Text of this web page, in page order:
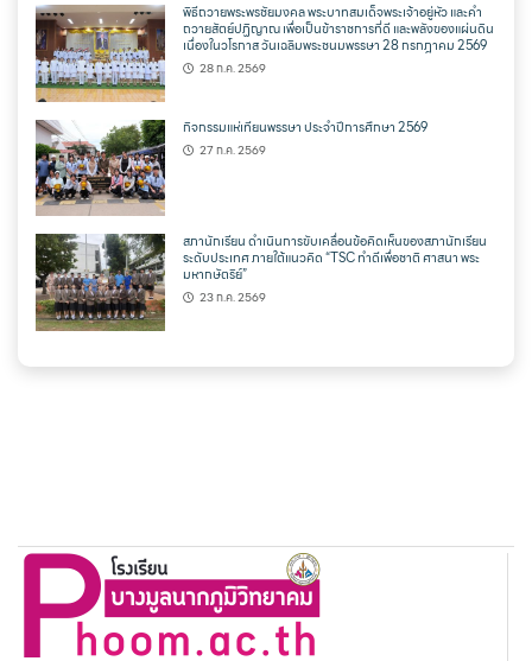
พิธีถวายพระพรชัยมงคล พระบาทสมเด็จพระเจ้าอยู่หัว และคำ
ถวายสัตย์ปฏิญาณ เพื่อเป็นข้าราชการที่ดี และพลังของแผ่นดิน
เนื่องในวโรกาส วันเฉลิมพระชนมพรรษา 28 กรกฎาคม 2569
28 ก.ค. 2569
กิจกรรมแห่เทียนพรรษา ประจำปีการศึกษา 2569
27 ก.ค. 2569
สภานักเรียน ดำเนินการขับเคลื่อนข้อคิดเห็นของสภานักเรียน
ระดับประเทศ ภายใต้แนวคิด “TSC ทำดีเพื่อชาติ ศาสนา พระ
มหากษัตริย์”
23 ก.ค. 2569